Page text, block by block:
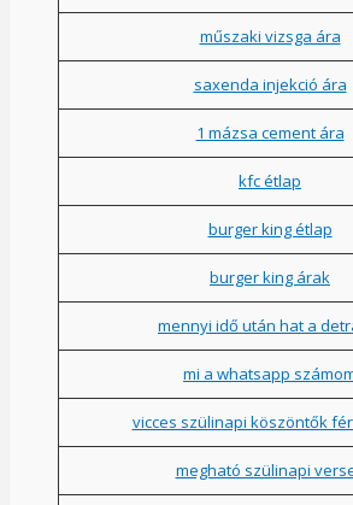
műszaki vizsga ára
saxenda injekció ára
1 mázsa cement ára
kfc étlap
burger king étlap
burger king árak
mennyi idő után hat a
mi a whatsapp
vicces szülinapi köszöntők
megható szülinapi